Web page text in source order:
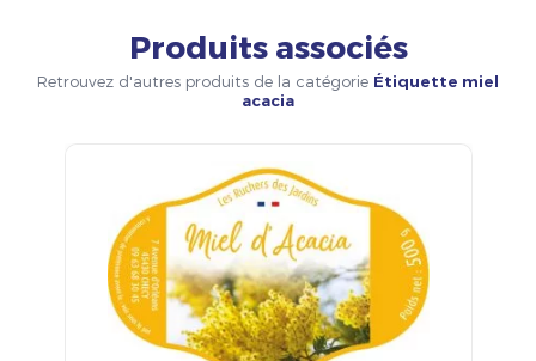
Produits associés
Retrouvez d'autres produits de la catégorie Étiquette miel
acacia